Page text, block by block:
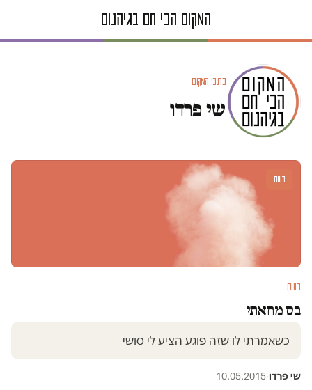
כתבי המקום
שי פרדו
דעות
דעות
בס מחאתי
כשאמרתי לו שזה פוגע הציע לי סושי
שי פרדו·
10.05.2015